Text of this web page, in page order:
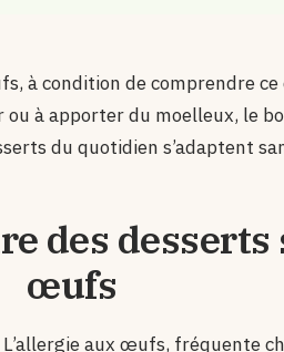
à condition de comprendre
ou à apporter du moelleux, le
du quotidien s’adaptent
des desserts
œufs
aux œufs, fréquente